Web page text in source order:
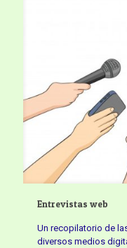
Entrevistas web
Un recopilatorio de
diversos medios